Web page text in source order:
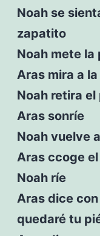
Noah se
zapatito
Noah mete la
Aras mira a la
Noah retira
Aras sonríe
Noah vuelve
Aras ccoge
Noah ríe
Aras dice
quedaré tu